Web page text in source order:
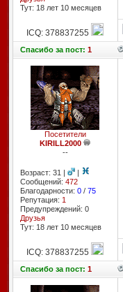
Тут: 18 лет 10 месяцев
ICQ: 378837255
Спасибоза пост: 1
Посетители
KIRILL2000
--
Возраст: 31 |
|
Сообщений: 472
Благодарности: 0/ 75
Репутация: 1
Предупреждений: 0
Друзья
Тут: 18 лет 10 месяцев
ICQ: 378837255
Спасибоза пост: 1